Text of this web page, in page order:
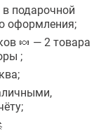
подарочной
оформления;
🍬 — 2 товара
;